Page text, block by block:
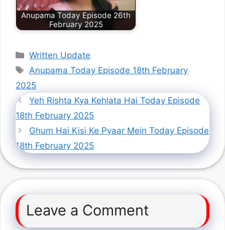
Anupama Today Episode 26th
February 2025
Categories
Written Update
Tags
Anupama Today Episode 18th February
2025
Yeh Rishta Kya Kehlata Hai Today Episode
18th February 2025
Ghum Hai Kisi Ke Pyaar Mein Today Episode
18th February 2025
Leave a Comment